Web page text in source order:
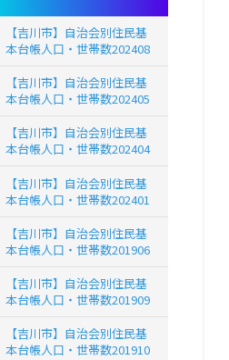
【吉川市】自治会別住民基
本台帳人口・世帯数202408
【吉川市】自治会別住民基
本台帳人口・世帯数202405
【吉川市】自治会別住民基
本台帳人口・世帯数202404
【吉川市】自治会別住民基
本台帳人口・世帯数202401
【吉川市】自治会別住民基
本台帳人口・世帯数201906
【吉川市】自治会別住民基
本台帳人口・世帯数201909
【吉川市】自治会別住民基
本台帳人口・世帯数201910